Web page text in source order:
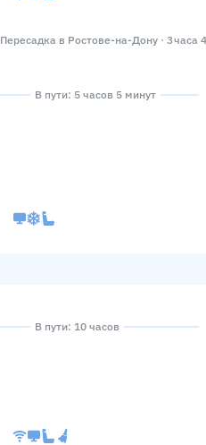
Пересадка в Ростове-на-Дону · 3 часа
В пути: 5 часов 5 минут
В пути: 10 часов